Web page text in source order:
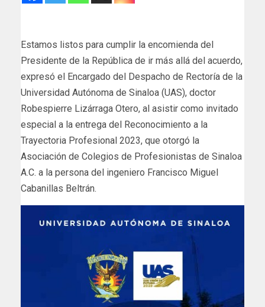
Estamos listos para cumplir la encomienda del
Presidente de la República de ir más allá del acuerdo,
expresó el Encargado del Despacho de Rectoría de la
Universidad Autónoma de Sinaloa (UAS), doctor
Robespierre Lizárraga Otero, al asistir como invitado
especial a la entrega del Reconocimiento a la
Trayectoria Profesional 2023, que otorgó la
Asociación de Colegios de Profesionistas de Sinaloa
A.C. a la persona del ingeniero Francisco Miguel
Cabanillas Beltrán.